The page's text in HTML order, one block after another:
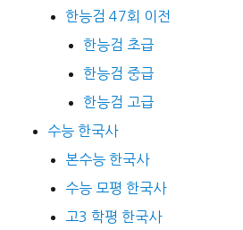
한능검 47회 이전
한능검 초급
한능검 중급
한능검 고급
수능 한국사
본수능 한국사
수능 모평 한국사
고3 학평 한국사